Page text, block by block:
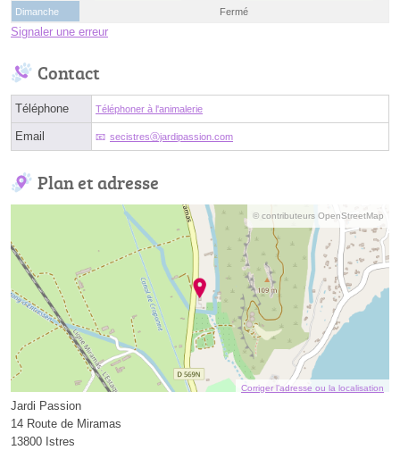
Dimanche
Fermé
Signaler une erreur
Contact
Téléphone Téléphoner à l'animalerie
Email secistresⓐjardipassion.com
Plan et adresse
© contributeurs OpenStreetMap
Corriger l’adresse ou la localisation
Jardi Passion
14 Route de Miramas
13800 Istres